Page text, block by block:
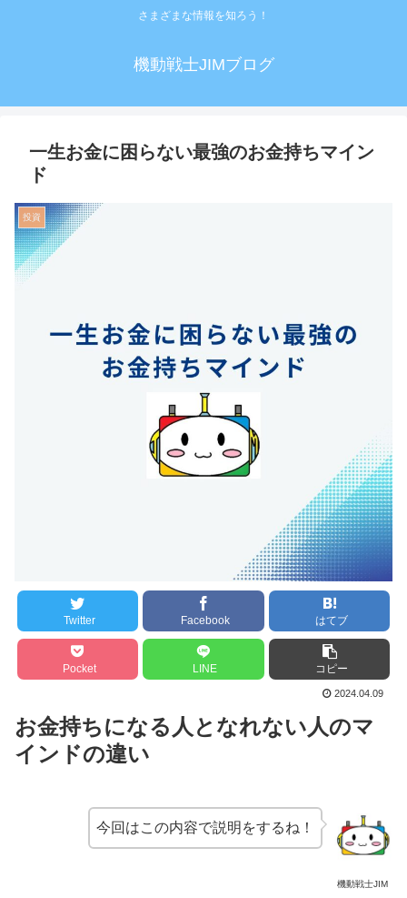
さまざまな情報を知ろう！
機動戦士JIMブログ
一生お金に困らない最強のお金持ちマイン
ド
投資
Twitter Facebook はてブ
Pocket LINE コピー
2024.04.09
お金持ちになる人となれない人のマ
インドの違い
機動戦士JIM
今回はこの内容で説明をするね！